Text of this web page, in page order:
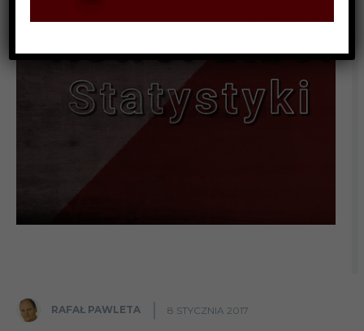
RAFAŁ PAWLETA 8 STYCZNIA 2017